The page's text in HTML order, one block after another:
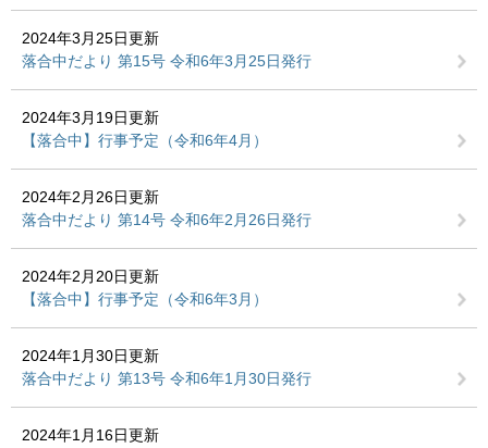
2024年3月25日更新
落合中だより 第15号 令和6年3月25日発行
2024年3月19日更新
【落合中】行事予定（令和6年4月）
2024年2月26日更新
落合中だより 第14号 令和6年2月26日発行
2024年2月20日更新
【落合中】行事予定（令和6年3月）
2024年1月30日更新
落合中だより 第13号 令和6年1月30日発行
2024年1月16日更新